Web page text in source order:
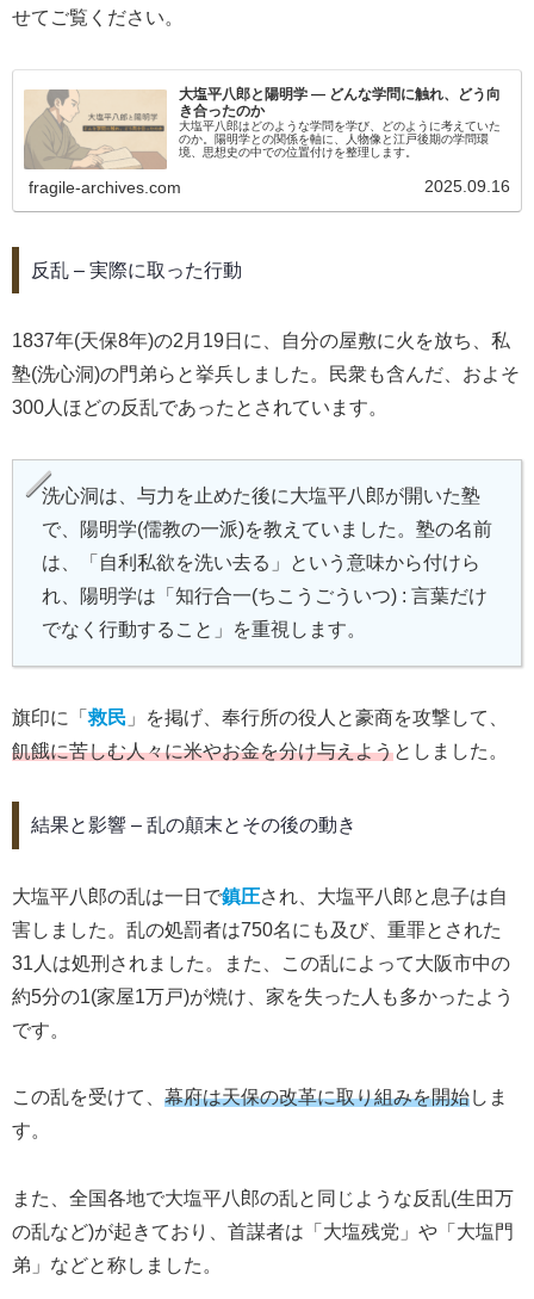
せてご覧ください。
大塩平八郎と陽明学 ― どんな学問に触れ、どう向
き合ったのか
大塩平八郎はどのような学問を学び、どのように考えていた
のか。陽明学との関係を軸に、人物像と江戸後期の学問環
境、思想史の中での位置付けを整理します。
fragile-archives.com 2025.09.16
反乱 – 実際に取った行動
1837年(天保8年)の2月19日に、自分の屋敷に火を放ち、私
塾(洗心洞)の門弟らと挙兵しました。民衆も含んだ、およそ
300人ほどの反乱であったとされています。
洗心洞は、与力を止めた後に大塩平八郎が開いた塾
で、陽明学(儒教の一派)を教えていました。塾の名前
は、「自利私欲を洗い去る」という意味から付けら
れ、陽明学は「知行合一(ちこうごういつ) : 言葉だけ
でなく行動すること」を重視します。
旗印に「救民 」を掲げ、奉行所の役人と豪商を攻撃して、
飢餓に苦しむ人々に米やお金を分け与えようとしました。
結果と影響 – 乱の顛末とその後の動き
大塩平八郎の乱は一日で鎮圧され、大塩平八郎と息子は自
害しました。乱の処罰者は750名にも及び、重罪とされた
31人は処刑されました。また、この乱によって大阪市中の
約5分の1(家屋1万戸)が焼け、家を失った人も多かったよう
です。
この乱を受けて、 幕府は天保の改革に取り組みを開始しま
す。
また、全国各地で大塩平八郎の乱と同じような反乱(生田万
の乱など)が起きており、首謀者は「大塩残党」や「大塩門
弟」などと称しました。